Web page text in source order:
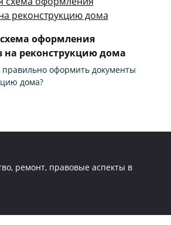
оформления
на реконструкцию дома
оформить документы
дома?
ремонт, правовые аспекты в